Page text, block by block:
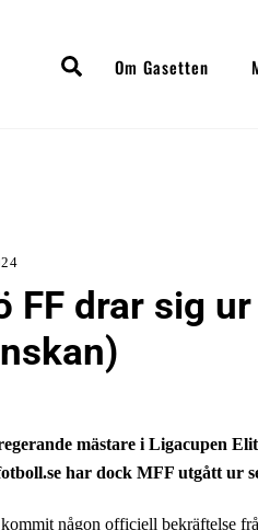
SearchOm Gasetten
FF drar sig
mästare i Ligacupen
har dock MFF utgått ur
någon officiell bekräftelse